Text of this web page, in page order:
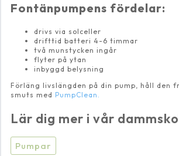
Fontänpumpens fördelar:
drivs via solceller
drifttid batteri 4-6 timmar
två munstycken ingår
flyter på ytan
inbyggd belysning
Förläng livslängden på din pump, håll den
smuts med PumpClean.
Lär dig mer i vår
Pumpar